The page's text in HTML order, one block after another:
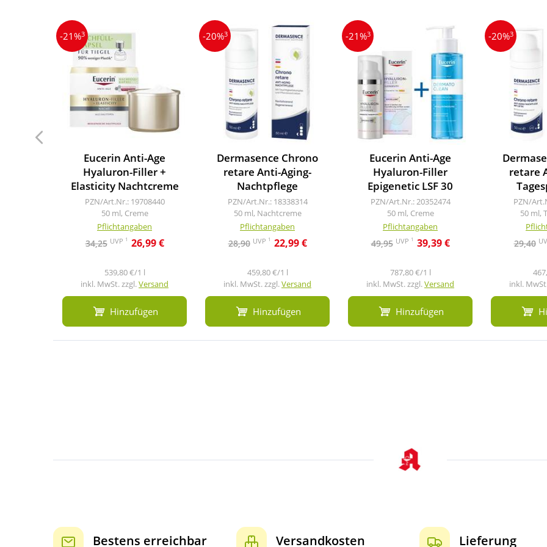
-21%3
Eucerin Anti-Age
Hyaluron-Filler +
Elasticity Nachtcreme
PZN/Art.Nr.: 19708440
50 ml, Creme
Pflichtangaben
34,25 UVP 1 26,99 €
539,80 €/1 l
inkl. MwSt. zzgl.Versand
Hinzufügen
-20%3
Dermasence Chrono
retare Anti-Aging-
Nachtpflege
PZN/Art.Nr.: 18338314
50 ml, Nachtcreme
Pflichtangaben
28,90 UVP 1 22,99 €
459,80 €/1 l
inkl. MwSt. zzgl.Versand
Hinzufügen
-21%3
Eucerin Anti-Age
Hyaluron-Filler
Epigenetic LSF 30
PZN/Art.Nr.: 20352474
50 ml, Creme
Pflichtangaben
49,95 UVP 1 39,39 €
787,80 €/1 l
inkl. MwSt. zzgl.Versand
Hinzufügen
-20%3
retare
PZN/
50 ml,
29,40
inkl.
Bestens erreichbar Versandkosten Lieferung